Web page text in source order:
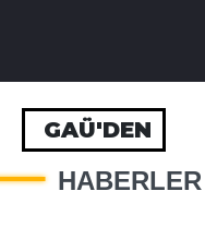
GAÜ'DEN
HABERLER